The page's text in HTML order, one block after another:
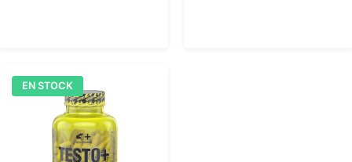
EN STOCK